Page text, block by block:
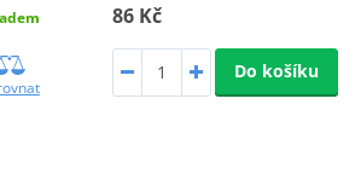
86 Kč
Do košíku